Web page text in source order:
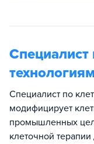
технологиям
Специалист по
модифицирует
промышленных
клеточной